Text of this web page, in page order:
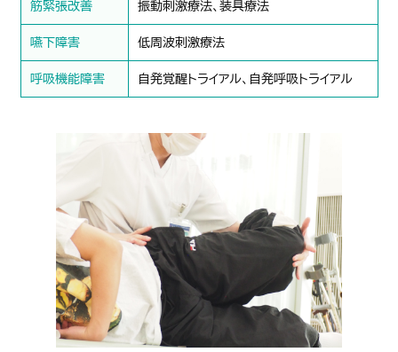
筋緊張改善 振動刺激療法、装具療法
嚥下障害 低周波刺激療法
呼吸機能障害 自発覚醒トライアル、自発呼吸トライアル